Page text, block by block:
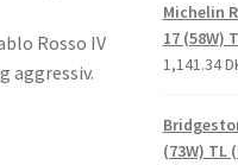
Rosso IV
aggressiv.
Michelin
17 (58W)
1,141.34
(73W) TL